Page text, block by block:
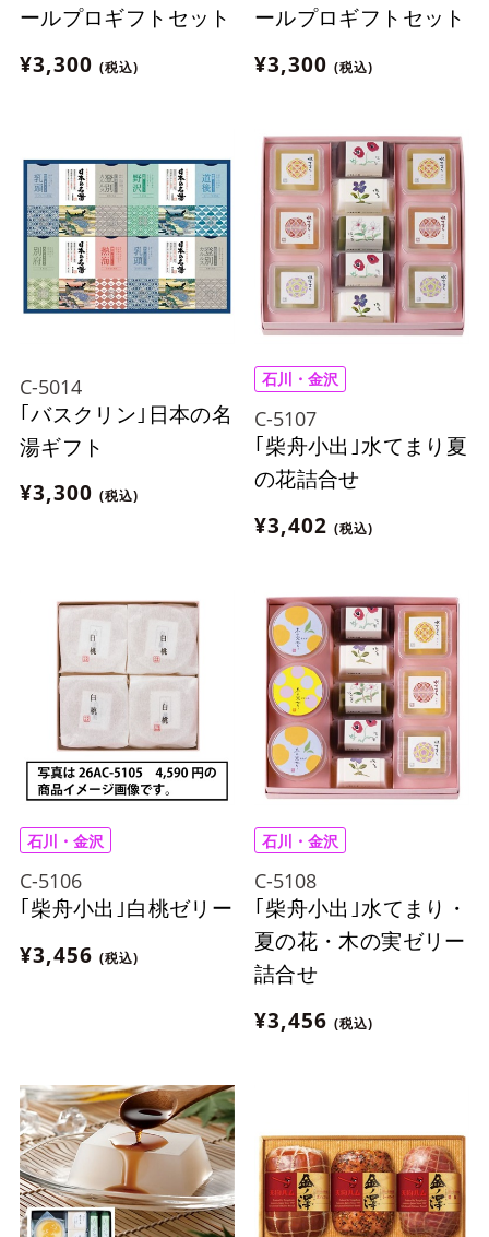
ールプロギフトセット
¥3,300 (税込)
ールプロギフトセット
¥3,300 (税込)
C-5014
｢バスクリン｣日本の名
湯ギフト
¥3,300 (税込)
石川・金沢
C-5107
｢柴舟小出｣水てまり夏
の花詰合せ
¥3,402 (税込)
石川・金沢
C-5106
｢柴舟小出｣白桃ゼリー
¥3,456 (税込)
石川・金沢
C-5108
｢柴舟小出｣水てまり・
夏の花・木の実ゼリー
詰合せ
¥3,456 (税込)